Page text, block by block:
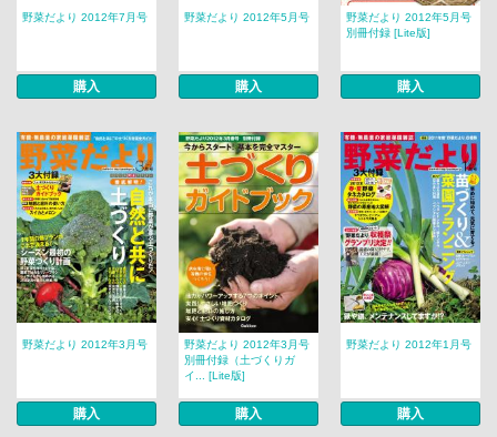
野菜だより 2012年7月号
購入
野菜だより 2012年5月号
購入
野菜だより 2012年5月号
別冊付録 [Lite版]
購入
野菜だより 2012年3月号
購入
野菜だより 2012年3月号
別冊付録（土づくりガ
イ... [Lite版]
購入
野菜だより 2012年1月号
購入